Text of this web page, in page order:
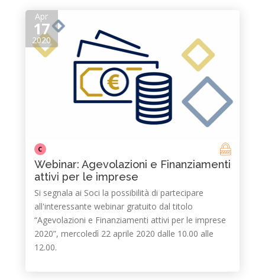
Apr
17
2020
C
Webinar: Agevolazioni e Finanziamenti
attivi per le imprese
Si segnala ai Soci la possibilità di partecipare
all'interessante webinar gratuito dal titolo
“Agevolazioni e Finanziamenti attivi per le imprese
2020”, mercoledì 22 aprile 2020 dalle 10.00 alle
12.00.